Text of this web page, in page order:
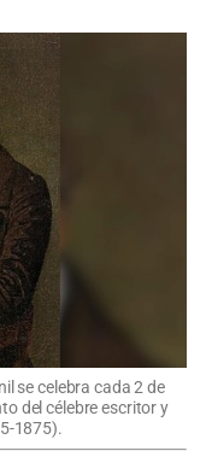
se celebra cada 2 de
del célebre escritor y
1875).